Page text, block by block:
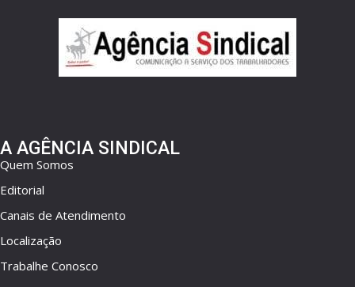
A AGÊNCIA SINDICAL
Quem Somos
Editorial
Canais de Atendimento
Localização
Trabalhe Conosco